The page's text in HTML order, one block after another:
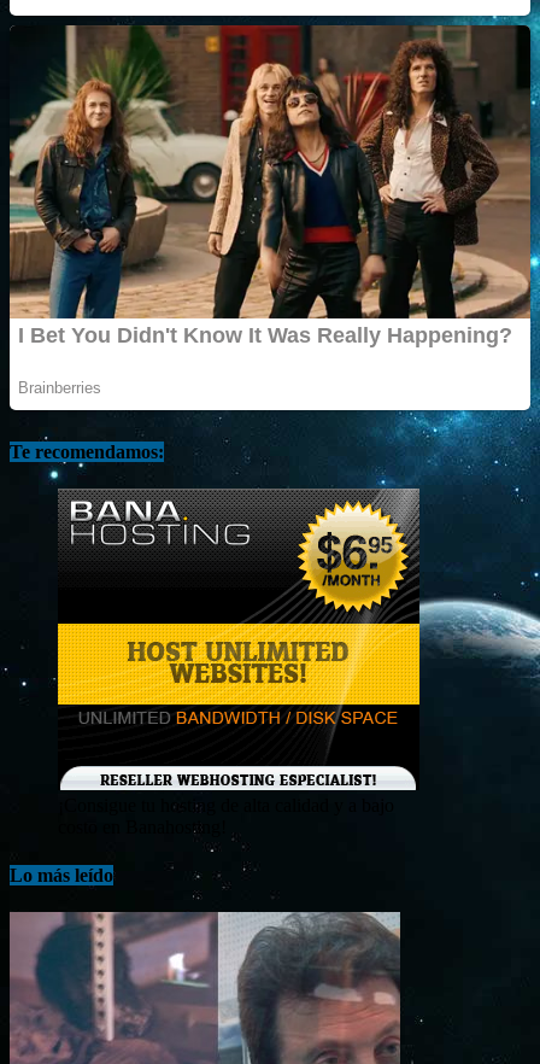
Te recomendamos:
¡Consigue tu hosting de alta calidad y a bajo
costo en Banahosting!
Lo más leído